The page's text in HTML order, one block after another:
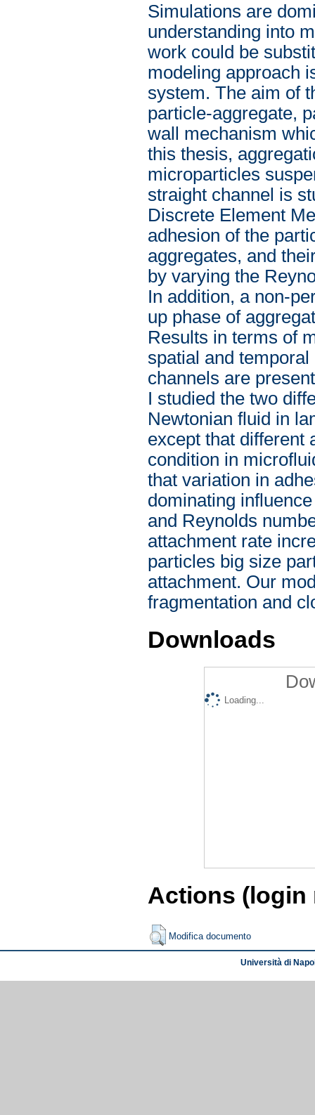
Simulations are
understanding into
work could be
modeling approach
system. The aim of
particle-aggregate,
wall mechanism
this thesis,
microparticles
straight channel is
Discrete Element
adhesion of the
aggregates, and
by varying the
In addition, a non-
up phase of
Results in terms of
spatial and
channels are
I studied the two
Newtonian fluid in
except that different
condition in
that variation in
dominating
and Reynolds
attachment rate
particles big size
attachment. Our
fragmentation and
Downloads
Loading...
Actions (login
Modifica documento
Università di